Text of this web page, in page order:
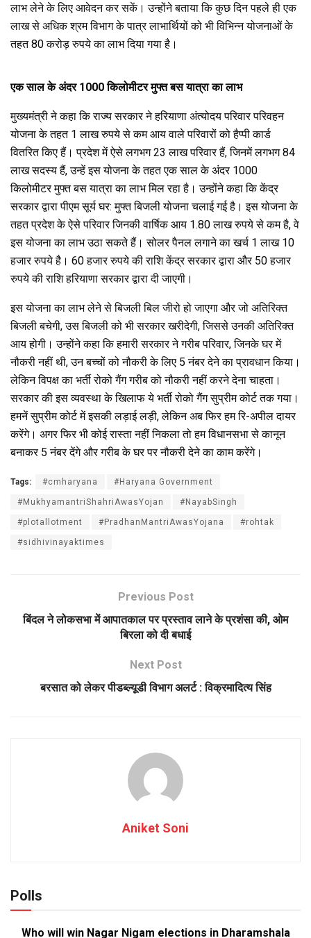
लाभ लेने के लिए आवेदन कर सकें। उन्होंने बताया कि कुछ दिन पहले ही एक
लाख से अधिक श्रम विभाग के पात्र लाभार्थियों को भी विभिन्न योजनाओं के
तहत 80 करोड़ रुपये का लाभ दिया गया ‌है।
एक साल के अंदर 1000 किलोमीटर मुफ्त बस यात्रा का लाभ
मुख्यमंत्री ने कहा कि राज्य सरकार ने हरियाणा अंत्योदय परिवार परिवहन
योजना के तहत 1 लाख रुपये से कम आय वाले परिवारों को हैप्पी कार्ड
वितरित किए हैं। प्रदेश में ऐसे लगभग 23 लाख परिवार हैं, जिनमें लगभग 84
लाख सदस्य हैं, उन्हें इस योजना के तहत एक साल के अंदर 1000
किलोमीटर मुफ्त बस यात्रा का लाभ मिल रहा है। उन्होंने कहा कि केंद्र
सरकार द्वारा पीएम सूर्य घर: मुफ्त बिजली योजना चलाई गई है। इस योजना के
तहत प्रदेश के ऐसे परिवार जिनकी वार्षिक आय 1.80 लाख रुपये से कम है, वे
इस योजना का लाभ उठा सकते हैं। सोलर पैनल लगाने का खर्च 1 लाख 10
हजार रुपये है। 60 हजार रुपये की राशि केंद्र सरकार द्वारा और 50 हजार
रुपये की राशि हरियाणा सरकार द्वारा दी जाएगी।
इस योजना का लाभ लेने से बिजली बिल जीरो हो जाएगा और जो अतिरिक्त
बिजली बचेगी, उस बिजली को भी सरकार खरीदेगी, जिससे उनकी अतिरिक्त
आय होगी। उन्होंने कहा कि हमारी सरकार ने गरीब परिवार, जिनके घर में
नौकरी नहीं थी, उन बच्चों को नौकरी के लिए 5 नंबर देने का प्रावधान किया।
लेकिन विपक्ष का भर्ती रोको गैंग गरीब को नौकरी नहीं करने देना चाहता।
सरकार की इस व्यवस्था के खिलाफ ये भर्ती रोको गैंग सुप्रीम कोर्ट तक गया।
हमनें सुप्रीम कोर्ट में इसकी लड़ाई लड़ी, लेकिन अब फिर हम रि-अपील दायर
करेंगे। अगर फिर भी कोई रास्ता नहीं निकला तो हम विधानसभा से कानून
बनाकर 5 नंबर देंगे और गरीब के घर पर नौकरी देने का काम करेंगे।
Tags: #cmharyana #Haryana Government
#MukhyamantriShahriAwasYojan #NayabSingh
#plotallotment #PradhanMantriAwasYojana #rohtak
#sidhivinayaktimes
Previous Post
बिंदल ने लोकसभा में आपातकाल पर प्रस्ताव लाने के प्रशंसा की, ओम
बिरला को दी बधाई
Next Post
बरसात को लेकर पीडब्ल्यूडी विभाग अलर्ट : विक्रमादित्य सिंह
Aniket Soni
Polls
Who will win Nagar Nigam elections in Dharamshala